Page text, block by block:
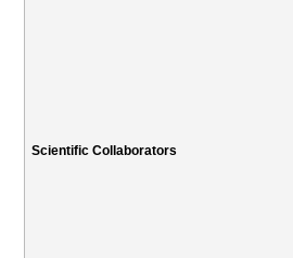
Scientific Collaborators